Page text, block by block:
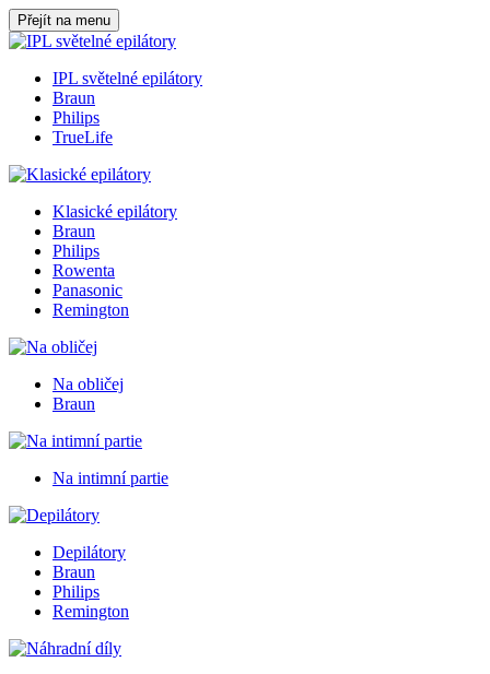
Přejít na menu
IPL světelné epilátory
Braun
Philips
TrueLife
Klasické epilátory
Braun
Philips
Rowenta
Panasonic
Remington
Na obličej
Braun
Na intimní partie
Depilátory
Braun
Philips
Remington